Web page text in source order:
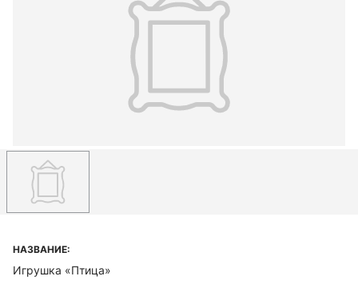
НАЗВАНИЕ:
Игрушка «Птица»